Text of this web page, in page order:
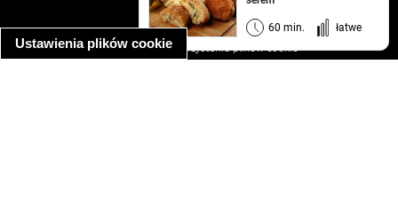
Ustawienia plików cookie
60 min. łatwe
regulamin
informacja o prywatności
informacja o wykorzystaniu plików cookie